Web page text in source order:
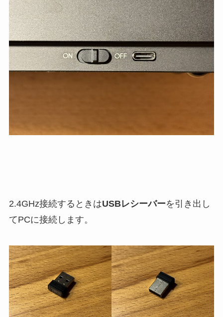
2.4GHz接続するときはUSBレシーバーを引き出し
てPCに接続します。